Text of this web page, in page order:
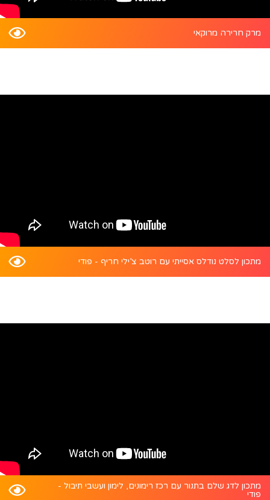
מרק חרירה מרוקאי
מתכון לסלט נודלס אסייתי עם רוטב צ’ילי חריף - פודי
מתכון לדג שלם בתנור עם רכז רימונים, לימון ועשבי תיבול -
פודי